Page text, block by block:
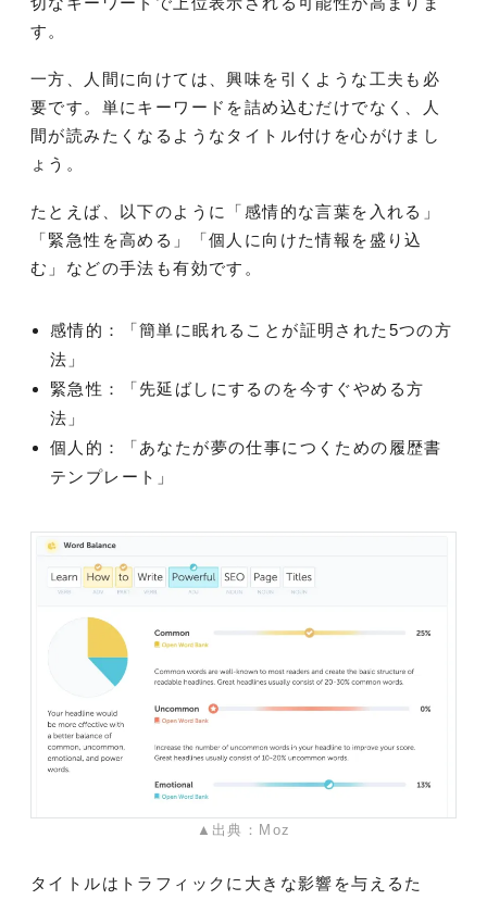
す。
一方、人間に向けては、興味を引くような工夫も必
要です。単にキーワードを詰め込むだけでなく、人
間が読みたくなるようなタイトル付けを心がけまし
ょう。
たとえば、以下のように「感情的な言葉を入れる」
「緊急性を高める」「個人に向けた情報を盛り込
む」などの手法も有効です。
感情的：「簡単に眠れることが証明された5つの方
法」
緊急性：「先延ばしにするのを今すぐやめる方
法」
個人的：「あなたが夢の仕事につくための履歴書
テンプレート」
▲出典：Moz
タイトルはトラフィックに大きな影響を与えるた